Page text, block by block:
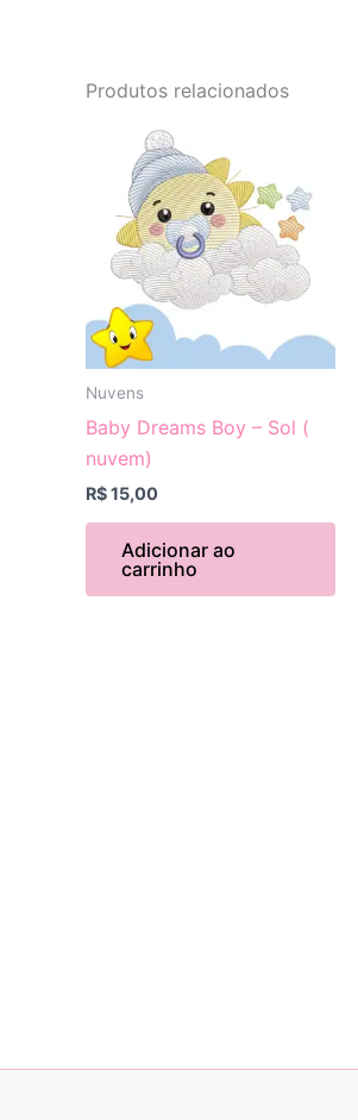
Produtos relacionados
Nuvens
Baby Dreams Boy – Sol (
nuvem)
R$15,00
Adicionar ao
carrinho